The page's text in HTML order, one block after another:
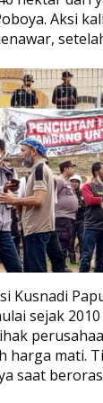
Aksi
Kusnadi
sejak
harga mati.
saat